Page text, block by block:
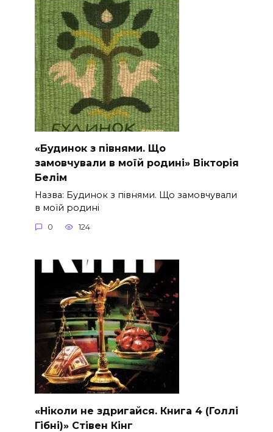
«Будинок з півнями. Що
замовчували в моїй родині» Вікторія
Белім
Назва: Будинок з півнями. Що замовчували
в моїй родині
0 124
«Ніколи не здригайся. Книга 4 (Голлі
Гібні)» Стівен Кінг